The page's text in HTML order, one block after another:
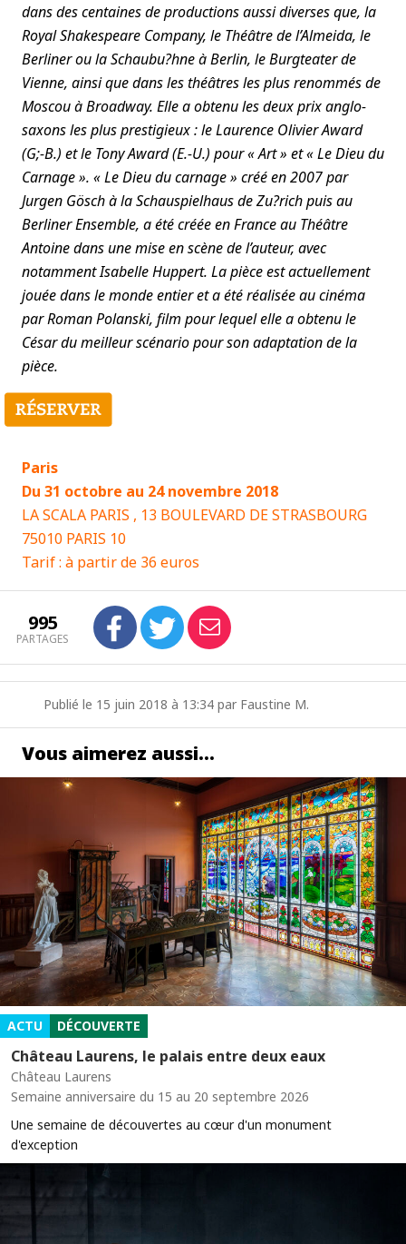
dans des centaines de productions aussi diverses que, la
Royal Shakespeare Company, le Théâtre de l’Almeida, le
Berliner ou la Schaubu?hne à Berlin, le Burgteater de
Vienne, ainsi que dans les théâtres les plus renommés de
Moscou à Broadway. Elle a obtenu les deux prix anglo-
saxons les plus prestigieux : le Laurence Olivier Award
(G;-B.) et le Tony Award (E.-U.) pour « Art » et « Le Dieu du
Carnage ». « Le Dieu du carnage » créé en 2007 par
Jurgen Gösch à la Schauspielhaus de Zu?rich puis au
Berliner Ensemble, a été créée en France au Théâtre
Antoine dans une mise en scène de l’auteur, avec
notamment Isabelle Huppert. La pièce est actuellement
jouée dans le monde entier et a été réalisée au cinéma
par Roman Polanski, film pour lequel elle a obtenu le
César du meilleur scénario pour son adaptation de la
pièce.
Paris
Du 31 octobre au 24 novembre 2018
LA SCALA PARIS , 13 BOULEVARD DE STRASBOURG
75010 PARIS 10
Tarif : à partir de 36 euros
995
PARTAGES
Publié le 15 juin 2018 à 13:34 par Faustine M.
Vous aimerez aussi…
ACTU DÉCOUVERTE
Château Laurens, le palais entre deux eaux
Château Laurens
Semaine anniversaire du 15 au 20 septembre 2026
Une semaine de découvertes au cœur d'un monument
d'exception